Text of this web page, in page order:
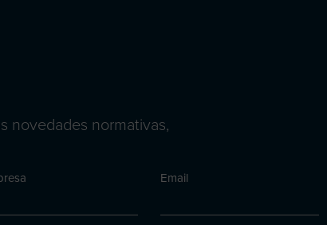
novedades normativas,
Email